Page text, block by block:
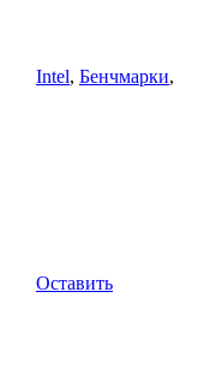
Intel, Бенчмарки,
Оставить